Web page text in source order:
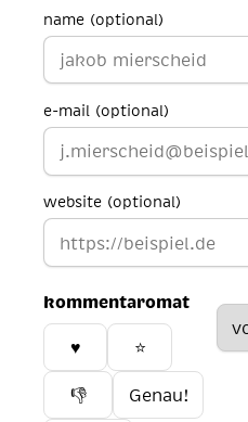
name (optional)
e-mail (optional)
website (optional)
kommentaromat
♥️ ⭐
👎 Genau!